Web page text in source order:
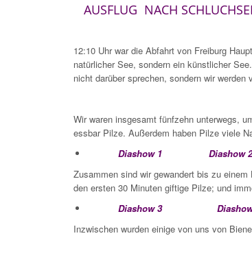
AUSFLUG NACH
12:10 Uhr war die Abfahrt von Freiburg
natürlicher See, sondern ein künstlicher
nicht darüber sprechen, sondern wir
Wir waren insgesamt fünfzehn unterwegs,
essbar Pilze. Außerdem haben Pilze viele
Diashow 1
Diashow 2
Zusammen sind wir gewandert bis zu
den ersten 30 Minuten giftige Pilze; und
Diashow 3
Inzwischen wurden einige von uns von